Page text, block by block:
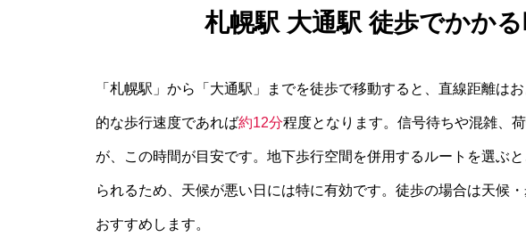
札幌駅 大通駅 徒歩でかか
「札幌駅」から「大通駅」までを徒歩で移動すると、直線距離は
的な歩行速度であれば約12分程度となります。信号待ちや混雑、
が、この時間が目安です。地下歩行空間を併用するルートを選ぶ
られるため、天候が悪い日には特に有効です。徒歩の場合は天候
おすすめします。